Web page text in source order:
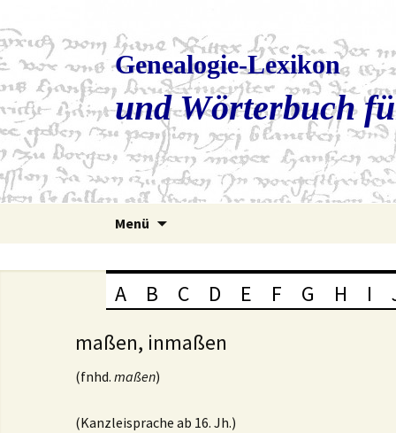
Genealogie-Lexikon
und Wörterbuch
Menü
A B C D E F G H I
maßen, inmaßen
(fnhd. maßen)
(Kanzleisprache ab 16. Jh.)